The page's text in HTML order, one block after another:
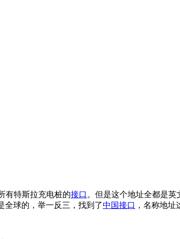
有特斯拉充电桩的接口 。但是这个地址全都是英
全球的，举一反三，找到了中国接口 ，名称地址